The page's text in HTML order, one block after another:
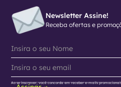
Newsletter Assine!
Receba ofertas e
Ao se inscrever, você concorda em receber e-mails